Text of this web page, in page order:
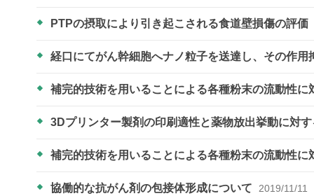
PTPの摂取により引き起こされる食道壁損傷の評価
経口にてがん幹細胞へナノ粒子を送達し、その作
補完的技術を用いることによる各種粉末の流動性
3Dプリンター製剤の印刷適性と薬物放出挙動に対
補完的技術を用いることによる各種粉末の流動性
協働的な抗がん剤の包接体形成について 2019/11/11